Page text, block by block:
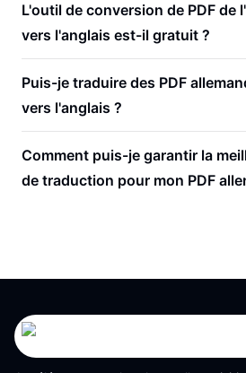
L'outil de conversion de PDF de
vers l'anglais est-il gratuit ?
Puis-je traduire des PDF
vers l'anglais ?
Comment puis-je garantir la
de traduction pour mon PDF